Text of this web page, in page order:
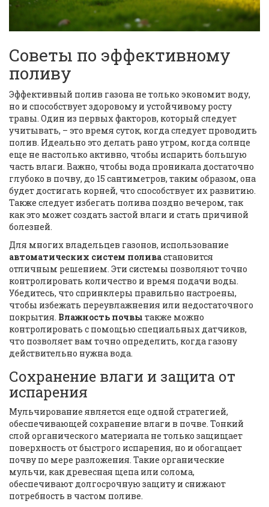
Советы по эффективному
поливу
Эффективный полив газона не только экономит воду,
но и способствует здоровому и устойчивому росту
травы. Один из первых факторов, который следует
учитывать, – это время суток, когда следует проводить
полив. Идеально это делать рано утром, когда солнце
еще не настолько активно, чтобы испарить большую
часть влаги. Важно, чтобы вода проникала достаточно
глубоко в почву, до 15 сантиметров, таким образом, она
будет достигать корней, что способствует их развитию.
Также следует избегать полива поздно вечером, так
как это может создать застой влаги и стать причиной
болезней.
Для многих владельцев газонов, использование
автоматических систем поливастановится
отличным решением. Эти системы позволяют точно
контролировать количество и время подачи воды.
Убедитесь, что спринклеры правильно настроены,
чтобы избежать переувлажнения или недостаточного
покрытия. Влажность почвы также можно
контролировать с помощью специальных датчиков,
что позволяет вам точно определить, когда газону
действительно нужна вода.
Сохранение влаги и защита от
испарения
Мульчирование является еще одной стратегией,
обеспечивающей сохранение влаги в почве. Тонкий
слой органического материала не только защищает
поверхность от быстрого испарения, но и обогащает
почву по мере разложения. Такие органические
мульчи, как древесная щепа или солома,
обеспечивают долгосрочную защиту и снижают
потребность в частом поливе.